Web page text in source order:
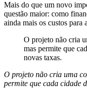
Mais do que um novo
questão maior: como
ainda mais os custos para
O projeto não cria
mas permite que
novas taxas.
O projeto não cria uma
permite que cada cidade